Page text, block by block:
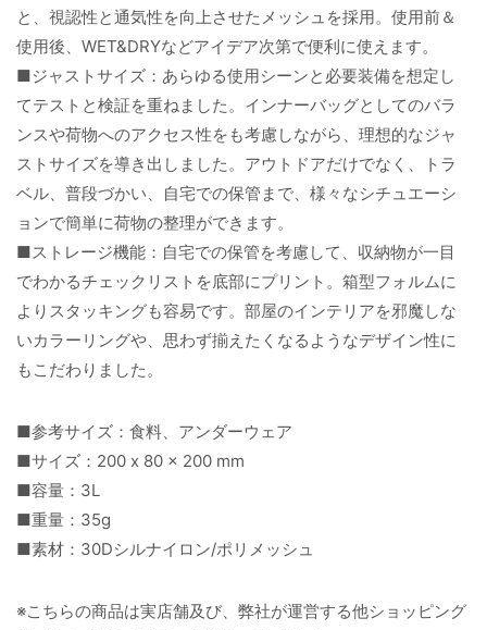
と、視認性と通気性を向上させたメッシュを採用。使用前＆
使用後、WET&DRYなどアイデア次第で便利に使えます。
■ジャストサイズ：あらゆる使用シーンと必要装備を想定し
てテストと検証を重ねました。インナーバッグとしてのバラ
ンスや荷物へのアクセス性をも考慮しながら、理想的なジャ
ストサイズを導き出しました。アウトドアだけでなく、トラ
ベル、普段づかい、自宅での保管まで、様々なシチュエーシ
ョンで簡単に荷物の整理ができます。
■ストレージ機能：自宅での保管を考慮して、収納物が一目
でわかるチェックリストを底部にプリント。箱型フォルムに
よりスタッキングも容易です。部屋のインテリアを邪魔しな
いカラーリングや、思わず揃えたくなるようなデザイン性に
もこだわりました。
■参考サイズ：食料、アンダーウェア
■サイズ：200 x 80 x 200 mm
■容量：3L
■重量：35g
■素材：30Dシルナイロン/ポリメッシュ
※こちらの商品は実店舗及び、弊社が運営する他ショッピング